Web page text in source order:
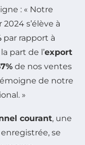
: « Notre
2024 s’élève à
par rapport à
part de l’export
de nos ventes
de notre
»
courant, une
se